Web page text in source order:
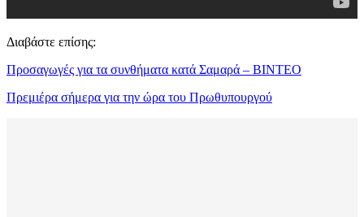
Διαβάστε επίσης:
Προσαγωγές για τα συνθήματα κατά Σαμαρά – ΒΙΝΤΕΟ
Πρεμιέρα σήμερα για την ώρα του Πρωθυπουργού